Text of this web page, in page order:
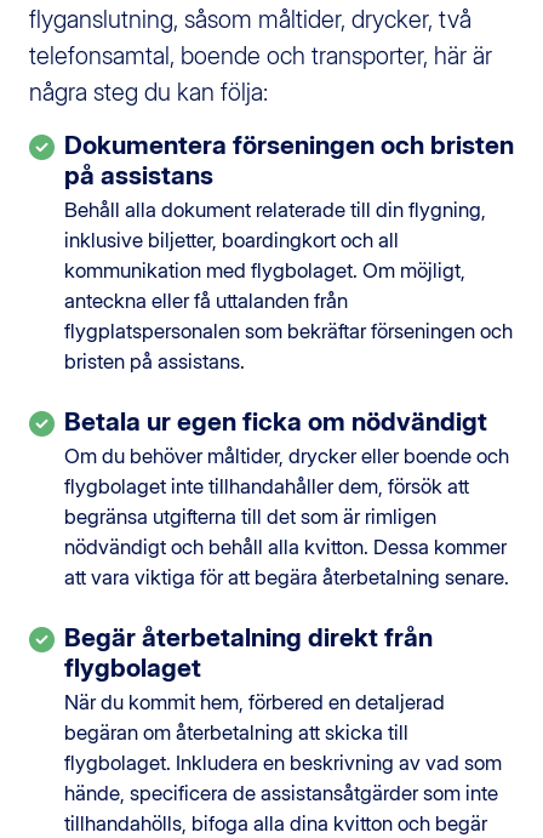
flyganslutning, såsom måltider, drycker, två
telefonsamtal, boende och transporter, här är
några steg du kan följa:
Dokumentera förseningen och bristen
på assistans
Behåll alla dokument relaterade till din flygning,
inklusive biljetter, boardingkort och all
kommunikation med flygbolaget. Om möjligt,
anteckna eller få uttalanden från
flygplatspersonalen som bekräftar förseningen och
bristen på assistans.
Betala ur egen ficka om nödvändigt
Om du behöver måltider, drycker eller boende och
flygbolaget inte tillhandahåller dem, försök att
begränsa utgifterna till det som är rimligen
nödvändigt och behåll alla kvitton. Dessa kommer
att vara viktiga för att begära återbetalning senare.
Begär återbetalning direkt från
flygbolaget
När du kommit hem, förbered en detaljerad
begäran om återbetalning att skicka till
flygbolaget. Inkludera en beskrivning av vad som
hände, specificera de assistansåtgärder som inte
tillhandahölls, bifoga alla dina kvitton och begär